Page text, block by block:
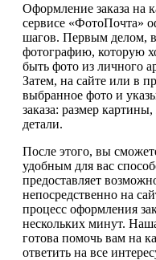
Оформление заказа на
сервисе «ФотоПочта»
шагов. Первым делом,
фотографию, которую
быть фото из личного
Затем, на сайте или в
выбранное фото и
заказа: размер
детали.
После этого, вы
удобным для вас
предоставляет
непосредственно на
процесс оформления
нескольких минут.
готова помочь вам на
ответить на все